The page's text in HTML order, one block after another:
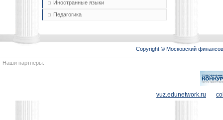
Иностранные языки
Педагогика
Copyright © Московский
Наши партнеры:
vuz.edunetwork.ru